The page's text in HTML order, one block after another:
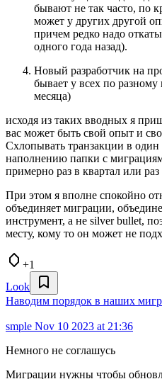
бывают не так часто, по
может у других другой
причем редко надо
одного года назад).
Новый разработчик на
бывает у всех по разному
месяца)
исходя из таких вводных я
вас может быть свой опыт и
Схлопывать транзакции в
наполнению папки с
примерно раз в квартал или раз
При этом я вполне спокойно
объединяет миграции,
инструмент, а не silver bullet,
месту, кому то он может не
+1
Look
Наводим порядок в наших
smple Nov 10 2023 at 21:36
Немного не соглашусь
Миграции нужны чтобы